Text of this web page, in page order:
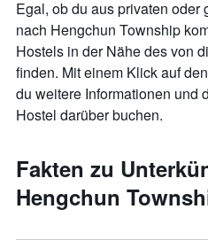
Egal, ob du aus privaten oder
nach Hengchun Township
Hostels in der Nähe des von
finden. Mit einem Klick auf
du weitere Informationen und
Hostel darüber buchen.
Fakten zu
Hengchun